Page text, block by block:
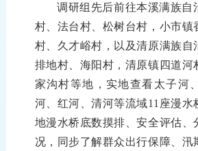
调研组先后前往本溪满族自
村、 法台村、松树台村，小市镇
村、久才峪村，以及清原满族自
排地村、海阳村，清原镇四道河
家沟村等地 ， 实地查看太子河
河、红河、清河等流域11座漫水
地漫水桥底数摸排、安全评估、
况 ， 同步了解群众出行保障、汛